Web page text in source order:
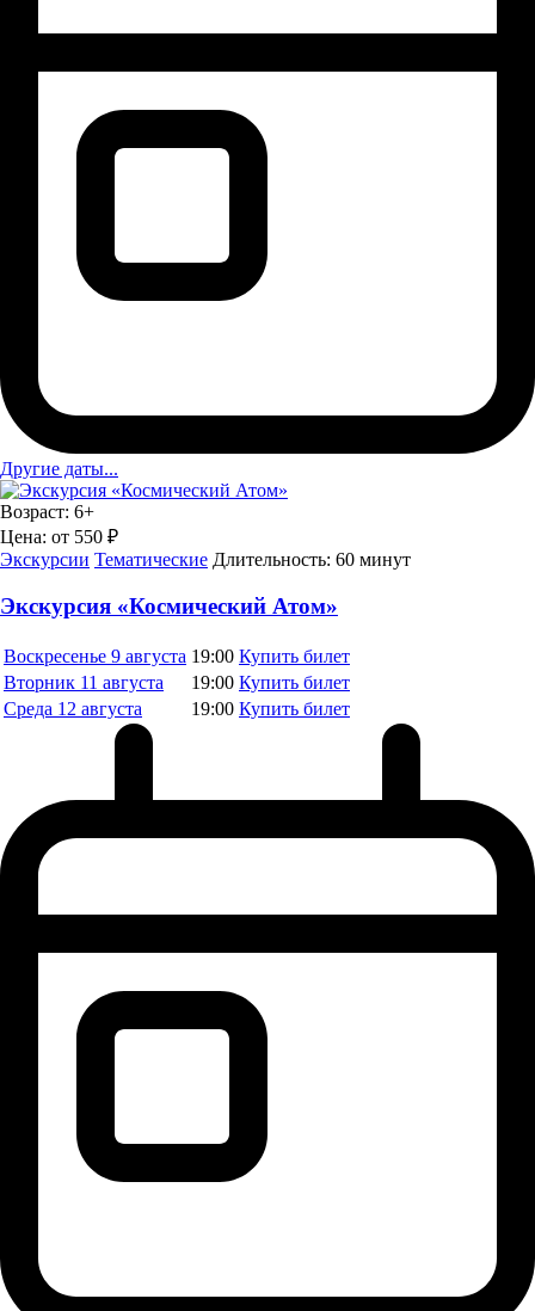
Другие даты...
Возраст: 6+
Цена: от 550 ₽
Экскурсии Тематические Длительность: 60 минут
Экскурсия «Космический Атом»
Воскресенье 9 августа 19:00 Купить билет
Вторник 11 августа 19:00 Купить билет
Среда 12 августа 19:00 Купить билет